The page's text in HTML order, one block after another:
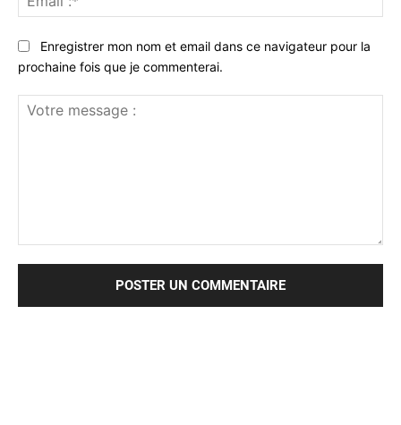
:*
Enregistrer mon nom et email dans ce navigateur pour la
prochaine fois que je commenterai.